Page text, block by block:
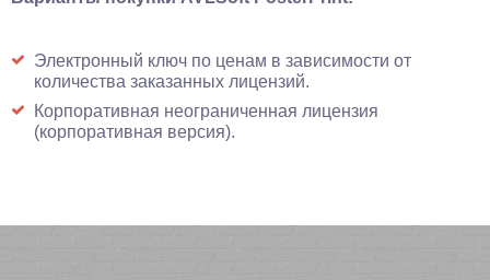
Электронный ключ по ценам в зависимости от
количества заказанных лицензий.
Корпоративная неограниченная лицензия
(корпоративная версия).